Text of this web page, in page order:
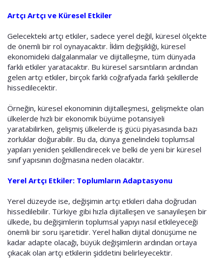
Artçı Artçı ve Küresel Etkiler
Gelecekteki artçı etkiler, sadece yerel değil, küresel ölçekte
de önemli bir rol oynayacaktır. İklim değişikliği, küresel
ekonomideki dalgalanmalar ve dijitalleşme, tüm dünyada
farklı etkiler yaratacaktır. Bu küresel sarsıntıların ardından
gelen artçı etkiler, birçok farklı coğrafyada farklı şekillerde
hissedilecektir.
Örneğin, küresel ekonominin dijitalleşmesi, gelişmekte olan
ülkelerde hızlı bir ekonomik büyüme potansiyeli
yaratabilirken, gelişmiş ülkelerde iş gücü piyasasında bazı
zorluklar doğurabilir. Bu da, dünya genelindeki toplumsal
yapıları yeniden şekillendirecek ve belki de yeni bir küresel
sınıf yapısının doğmasına neden olacaktır.
Yerel Artçı Etkiler: Toplumların Adaptasyonu
Yerel düzeyde ise, değişimin artçı etkileri daha doğrudan
hissedilebilir. Türkiye gibi hızla dijitalleşen ve sanayileşen bir
ülkede, bu değişimlerin toplumsal yapıyı nasıl etkileyeceği
önemli bir soru işaretidir. Yerel halkın dijital dönüşüme ne
kadar adapte olacağı, büyük değişimlerin ardından ortaya
çıkacak olan artçı etkilerin şiddetini belirleyecektir.